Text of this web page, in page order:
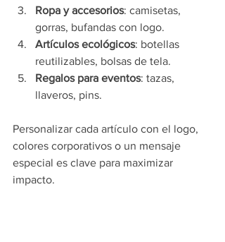
Ropa y accesorios: camisetas,
gorras, bufandas con logo.
Artículos ecológicos: botellas
reutilizables, bolsas de tela.
Regalos para eventos: tazas,
llaveros, pins.
Personalizar cada artículo con el logo,
colores corporativos o un mensaje
especial es clave para maximizar
impacto.